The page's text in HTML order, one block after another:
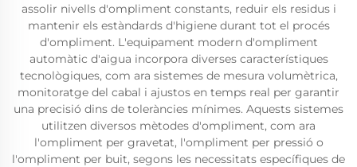
assolir nivells d'ompliment constants, reduir els residus i
mantenir els estàndards d'higiene durant tot el procés
d'ompliment. L'equipament modern d'ompliment
automàtic d'aigua incorpora diverses característiques
tecnològiques, com ara sistemes de mesura volumètrica,
monitoratge del cabal i ajustos en temps real per garantir
una precisió dins de toleràncies mínimes. Aquests sistemes
utilitzen diversos mètodes d'ompliment, com ara
l'ompliment per gravetat, l'ompliment per pressió o
l'ompliment per buit, segons les necessitats específiques de